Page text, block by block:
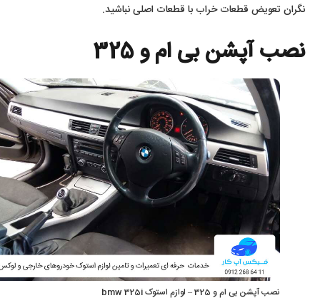
نگران تعویض قطعات خراب با قطعات اصلی نباشید.
نصب آپشن بی ام و 325
نصب آپشن بی ام و 325 – لوازم استوک bmw 325i